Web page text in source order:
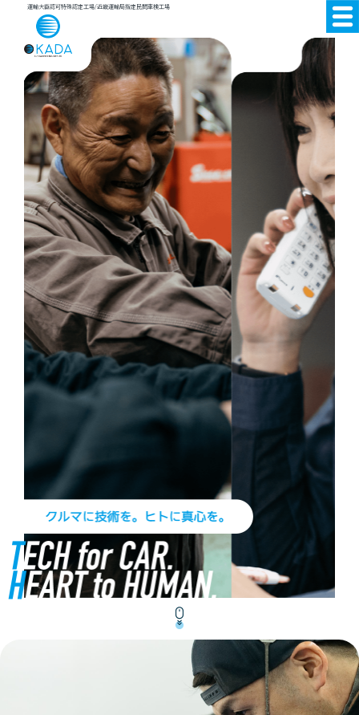
運輸大臣認可特殊認定工場/近畿運輸局指定民間車検工場